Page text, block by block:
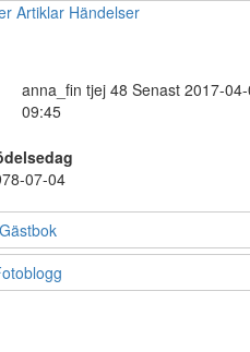
Artiklar Händelser
anna_fin tjej 48 Senast 2017-
09:45
07-04
Gästbok